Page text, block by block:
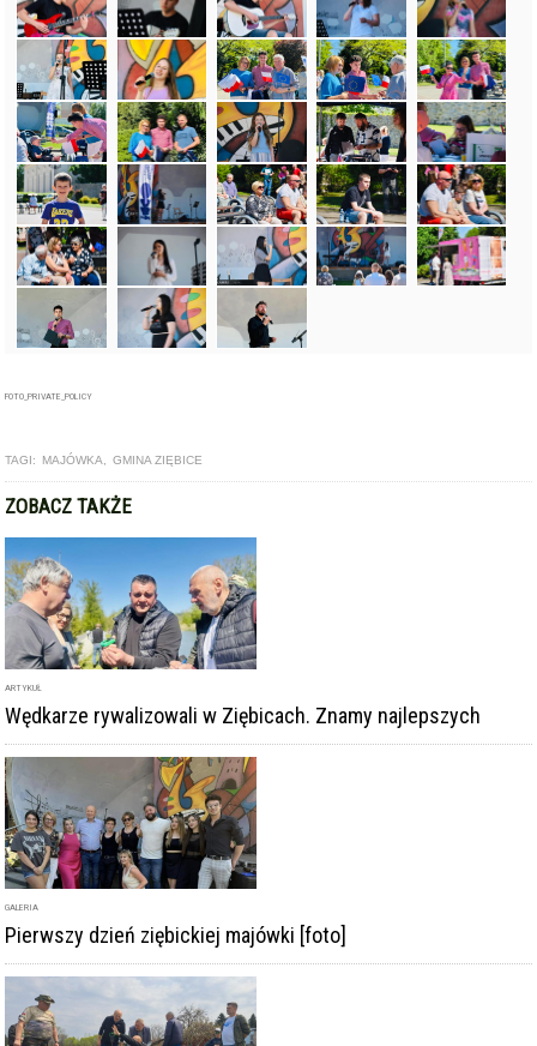
FOTO_PRIVATE_POLICY
TAGI: MAJÓWKA GMINA ZIĘBICE
ZOBACZ TAKŻE
ARTYKUŁ
Wędkarze rywalizowali w Ziębicach. Znamy najlepszych
GALERIA
Pierwszy dzień ziębickiej majówki [foto]